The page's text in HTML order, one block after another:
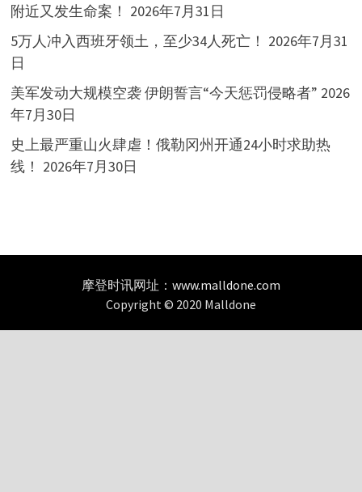
附近又发生命案！ 2026年7月31日
5万人冲入西班牙领土，至少34人死亡！ 2026年7月31
日
美军发动大规模空袭 伊朗誓言“今天惩罚侵略者” 2026
年7月30日
史上最严重山火肆虐！俄勒冈州开通24小时求助热
线！ 2026年7月30日
摩登时讯网址： www.malldone.com
Copyright © 2020 Malldone